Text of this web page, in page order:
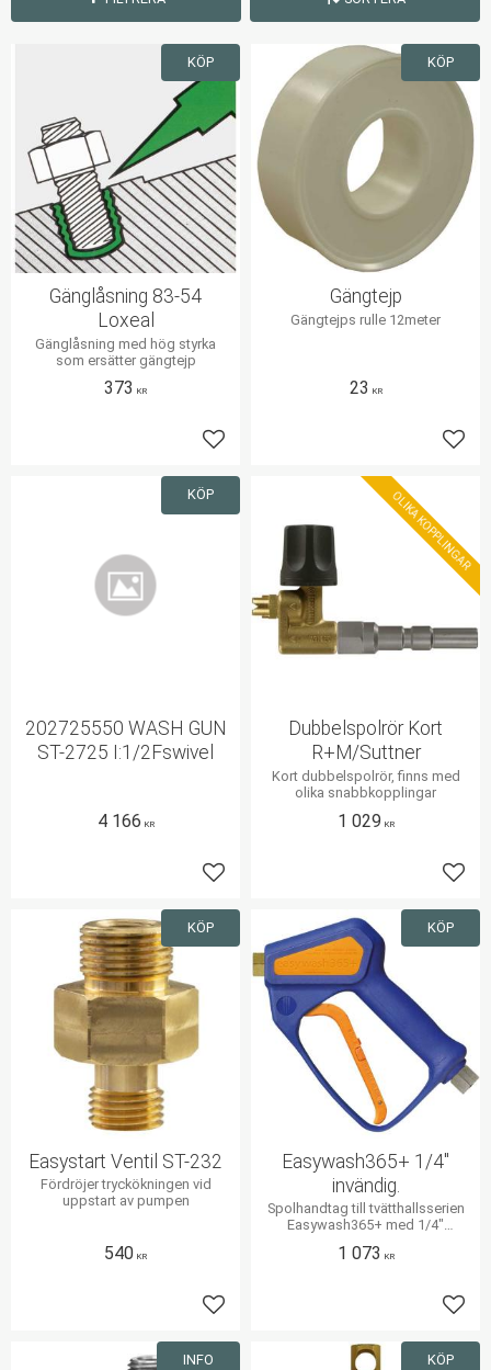
Gänglåsning 83-54
Loxeal
Gänglåsning med hög styrka
som ersätter gängtejp
373 KR
Lägg till i favoriter
KÖP
Gängtejp
Gängtejps rulle 12meter
23 KR
KÖP
202725550 WASH GUN
ST-2725 I:1/2Fswivel
4 166 KR
Lägg till i favoriter
KÖP
Dubbelspolrör Kort
R+M/Suttner
Kort dubbelspolrör, finns med
olika snabbkopplingar
1 029 KR
OLIKA KOPPLINGAR
Easystart Ventil ST-232
Fördröjer tryckökningen vid
uppstart av pumpen
540 KR
Lägg till i favoriter
KÖP
Easywash365+ 1/4"
invändig.
Spolhandtag till tvätthallsserien
Easywash365+ med 1/4"
1 073 KR
KÖP
INFO KÖP